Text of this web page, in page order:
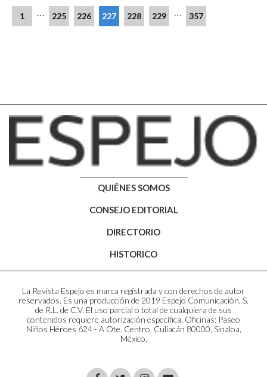
1 … 225 226 227 228 229 … 357
QUIÉNES SOMOS
CONSEJO EDITORIAL
DIRECTORIO
HISTORICO
La Revista Espejo es marca registrada y con derechos de autor
reservados. Es una producción de 2019 Espejo Comunicación, S.
de R.L. de C.V. El uso parcial o total de cualquiera de sus
contenidos requiere autorización específica. Oficinas: Paseo
Niños Héroes 624 - A Ote. Centro. Culiacán 80000, Sinaloa,
México.